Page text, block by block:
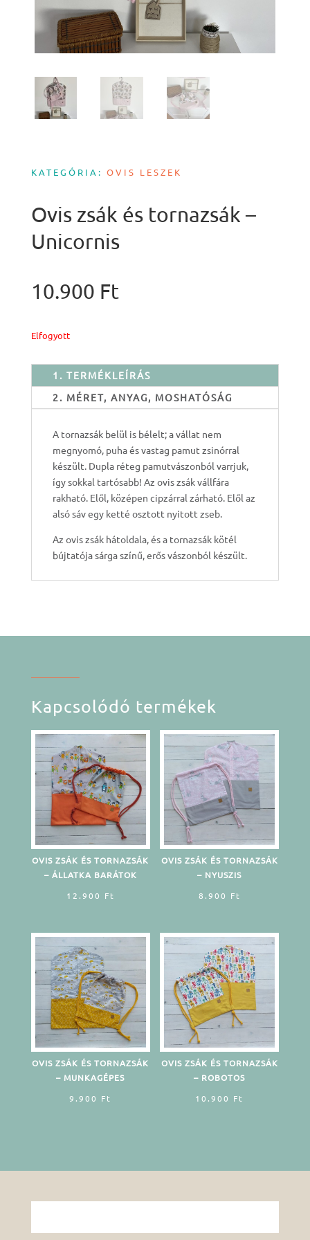
KATEGÓRIA: OVIS LESZEK
Ovis zsák és tornazsák –
Unicornis
10.900 Ft
Elfogyott
1. TERMÉKLEÍRÁS
2. MÉRET, ANYAG, MOSHATÓSÁG
A tornazsák belül is bélelt; a vállat nem
megnyomó, puha és vastag pamut zsinórral
készült. Dupla réteg pamutvászonból varrjuk,
így sokkal tartósabb! Az ovis zsák vállfára
rakható. Elől, középen cipzárral zárható. Elől az
alsó sáv egy ketté osztott nyitott zseb.
Az ovis zsák hátoldala, és a tornazsák kötél
bújtatója sárga színű, erős vászonból készült.
Kapcsolódó termékek
OVIS ZSÁK ÉS TORNAZSÁK
– ÁLLATKA BARÁTOK
12.900 Ft
OVIS ZSÁK ÉS TORNAZSÁK
– NYUSZIS
8.900 Ft
OVIS ZSÁK ÉS TORNAZSÁK
– MUNKAGÉPES
9.900 Ft
OVIS ZSÁK ÉS TORNAZSÁK
– ROBOTOS
10.900 Ft